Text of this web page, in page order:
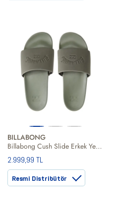
BILLABONG
Billabong Cush Slide Erkek Yeşil Terlik
2.999,99 TL
Resmi Distribütör